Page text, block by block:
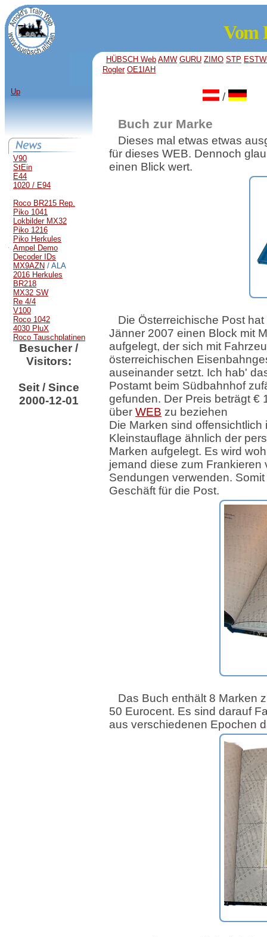
Vom
HÜBSCH Web AMW GURU ZIMO STP
Rogler OE1IAH
Up
V90
StEin
E44
1020 / E94
Roco BR215 Rep.
Piko 1041
Lokbilder MX32
Piko 1216
Piko Herkules
Ampel Demo
Decoder IDs
MX9AZN / ALA
2016 Herkules
BR218
MX32 SW
Re 4/4
V100
Roco 1042
4030 PluX
Roco Tauschplatinen
Besucher /
Visitors:
Seit / Since
2000-12-01
/
Buch zur Marke
Dieses mal etwas etwas
für dieses WEB. Dennoch
einen Blick wert.
Die Österreichische Post
Jänner 2007 einen Block mit
aufgelegt, der sich mit
österreichischen
auseinander setzt. Ich hab'
Postamt beim Südbahnhof
gefunden. Der Preis beträgt €
über WEB zu beziehen
Die Marken sind offensichtlich
Kleinstauflage ähnlich der
Marken aufgelegt. Es wird
jemand diese zum Frankieren
Sendungen verwenden.
Geschäft für die Post.
Das Buch enthält 8 Marken
50 Eurocent. Es sind darauf
aus verschiedenen Epochen